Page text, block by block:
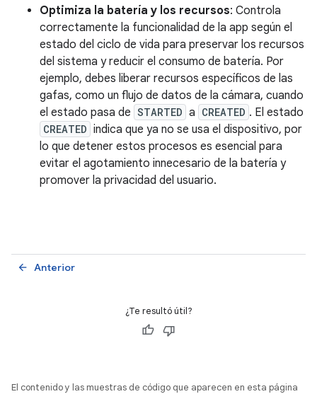
Optimiza la batería y los recursos: Controla
correctamente la funcionalidad de la app según el
estado del ciclo de vida para preservar los recursos
del sistema y reducir el consumo de batería. Por
ejemplo, debes liberar recursos específicos de las
gafas, como un flujo de datos de la cámara, cuando
el estado pasa de STARTED a CREATED . El estado
CREATED indica que ya no se usa el dispositivo, por
lo que detener estos procesos es esencial para
evitar el agotamiento innecesario de la batería y
promover la privacidad del usuario.
Anterior
arrow_back
¿Te resultó útil?
El contenido y las muestras de código que aparecen en esta página